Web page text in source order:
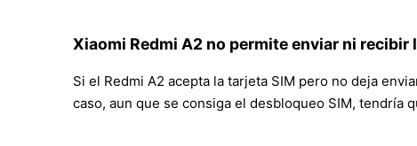
Xiaomi Redmi A2 no permite enviar ni recibir
Si el Redmi A2 acepta la tarjeta SIM pero no deja
caso, aun que se consiga el desbloqueo SIM, tendría